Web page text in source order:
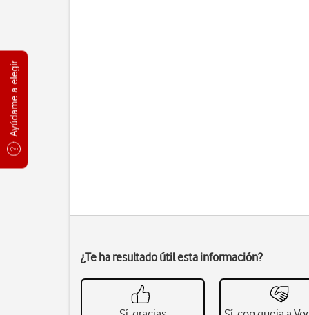
Ayúdame a elegir
¿Te ha resultado útil esta información?